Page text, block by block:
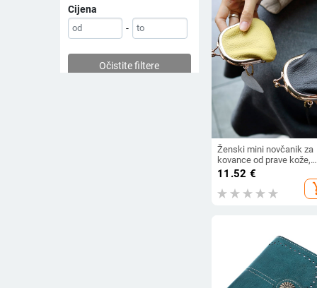
Cijena
-
Očistite filtere
Ženski mini novčanik za
kovance od prave kože,
jednobojni, s metalnim
okovom
11.52 €